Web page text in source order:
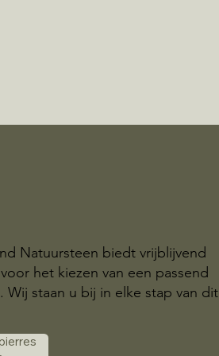
Natuursteen biedt vrijblijvend
het kiezen van een passend
Wij staan u bij in elke stap van dit